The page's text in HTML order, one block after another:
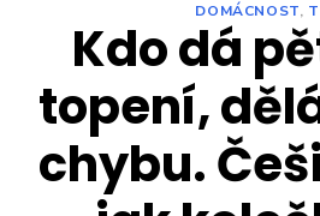
DOMÁCNOST,
Kdo dá
topení,
chybu.